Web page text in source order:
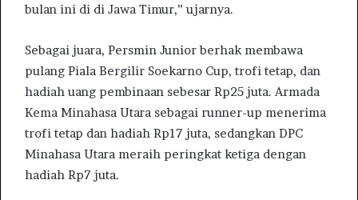
bulan ini di di Jawa Timur,” ujarnya.
Sebagai juara, Persmin Junior berhak membawa
pulang Piala Bergilir Soekarno Cup, trofi tetap, dan
hadiah uang pembinaan sebesar Rp25 juta. Armada
Kema Minahasa Utara sebagai runner-up menerima
trofi tetap dan hadiah Rp17 juta, sedangkan DPC
Minahasa Utara meraih peringkat ketiga dengan
hadiah Rp7 juta.